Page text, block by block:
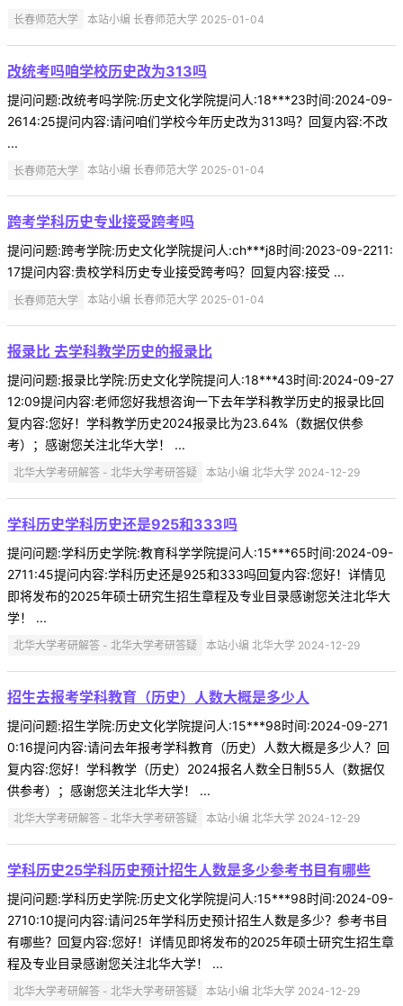
长春师范大学 本站小编 长春师范大学 2025-01-04
改统考吗咱学校历史改为313吗
提问问题:改统考吗学院:历史文化学院提问人:18***23时间:2024-09-
2614:25提问内容:请问咱们学校今年历史改为313吗？回复内容:不改
...
长春师范大学 本站小编 长春师范大学 2025-01-04
跨考学科历史专业接受跨考吗
提问问题:跨考学院:历史文化学院提问人:ch***j8时间:2023-09-2211:
17提问内容:贵校学科历史专业接受跨考吗？回复内容:接受 ...
长春师范大学 本站小编 长春师范大学 2025-01-04
报录比 去学科教学历史的报录比
提问问题:报录比学院:历史文化学院提问人:18***43时间:2024-09-27
12:09提问内容:老师您好我想咨询一下去年学科教学历史的报录比回
复内容:您好！学科教学历史2024报录比为23.64%（数据仅供参
考）；感谢您关注北华大学！ ...
北华大学考研解答 - 北华大学考研答疑 本站小编 北华大学 2024-12-29
学科历史学科历史还是925和333吗
提问问题:学科历史学院:教育科学学院提问人:15***65时间:2024-09-
2711:45提问内容:学科历史还是925和333吗回复内容:您好！详情见
即将发布的2025年硕士研究生招生章程及专业目录感谢您关注北华大
学！ ...
北华大学考研解答 - 北华大学考研答疑 本站小编 北华大学 2024-12-29
招生去报考学科教育（历史）人数大概是多少人
提问问题:招生学院:历史文化学院提问人:15***98时间:2024-09-271
0:16提问内容:请问去年报考学科教育（历史）人数大概是多少人？回
复内容:您好！学科教学（历史）2024报名人数全日制55人（数据仅
供参考）；感谢您关注北华大学！ ...
北华大学考研解答 - 北华大学考研答疑 本站小编 北华大学 2024-12-29
学科历史25学科历史预计招生人数是多少参考书目有哪些
提问问题:学科历史学院:历史文化学院提问人:15***98时间:2024-09-
2710:10提问内容:请问25年学科历史预计招生人数是多少？参考书目
有哪些？回复内容:您好！详情见即将发布的2025年硕士研究生招生章
程及专业目录感谢您关注北华大学！ ...
北华大学考研解答 - 北华大学考研答疑 本站小编 北华大学 2024-12-29